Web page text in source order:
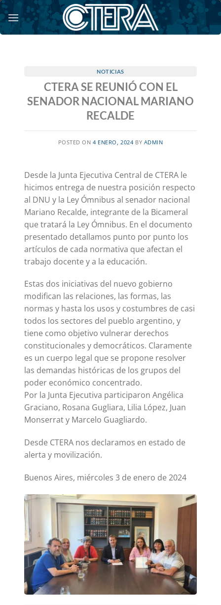
Saltar
al
contenido
NOTICIAS
CTERA SE REUNIÓ CON EL
SENADOR NACIONAL MARIANO
RECALDE
POSTED ON4 ENERO, 2024 BY ADMIN
Desde la Junta Ejecutiva Central de CTERA le
hicimos entrega de nuestra posición respecto
al DNU y la Ley Ómnibus al senador nacional
Mariano Recalde, integrante de la Bicameral
que tratará la Ley Ómnibus. En el documento
presentado detallamos punto por punto los
artículos de cada normativa que afectan el
trabajo docente y a la educación.
Estas dos iniciativas del nuevo gobierno
modifican las relaciones, las formas, las
normas y hasta los usos y costumbres de casi
todos los sectores del pueblo argentino, y
tiene como objetivo vulnerar derechos
constitucionales y democráticos. Claramente
es un cuerpo legal que se propone resolver
las demandas históricas de los grupos del
poder económico concentrado.
Por la Junta Ejecutiva participaron Angélica
Graciano, Rosana Gugliara, Lilia López, Juan
Monserrat y Marcelo Guagliardo.
Desde CTERA nos declaramos en estado de
alerta y movilización.
Buenos Aires, miércoles 3 de enero de 2024